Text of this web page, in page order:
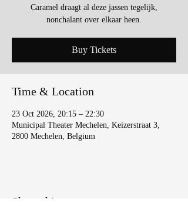
Caramel draagt al deze jassen tegelijk,
nonchalant over elkaar heen.
Buy Tickets
Time & Location
23 Oct 2026, 20:15 – 22:30
Municipal Theater Mechelen, Keizerstraat 3,
2800 Mechelen, Belgium
Share this event